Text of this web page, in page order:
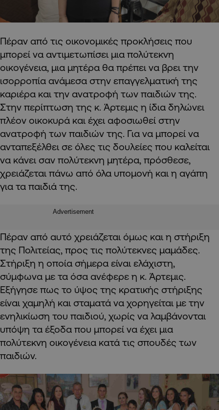
Πέραν από τις οικονομικές προκλήσεις που
μπορεί να αντιμετωπίσει μια πολύτεκνη
οικογένεια, μια μητέρα θα πρέπει να βρει την
ισορροπία ανάμεσα στην επαγγελματική της
καριέρα και την ανατροφή των παιδιών της.
Στην περίπτωση της κ. Άρτεμις η ίδια δηλώνει
πλέον οικοκυρά και έχει αφοσιωθεί στην
ανατροφή των παιδιών της. Για να μπορεί να
ανταπεξέλθει σε όλες τις δουλείες που καλείται
να κάνει σαν πολύτεκνη μητέρα, πρόσθεσε,
χρειάζεται πάνω από όλα υπομονή και η αγάπη
για τα παιδιά της.
Advertisement
Πέραν από αυτό χρειάζεται όμως και η στήριξη
της Πολιτείας, προς τις πολύτεκνες μαμάδες.
Στήριξη η οποία σήμερα είναι ελάχιστη,
σύμφωνα με τα όσα ανέφερε η κ. Άρτεμις.
Εξήγησε πως το ύψος της κρατικής στήριξης
είναι χαμηλή και σταματά να χορηγείται με την
ενηλικίωση του παιδιού, χωρίς να λαμβάνονται
υπόψη τα έξοδα που μπορεί να έχει μια
πολύτεκνη οικογένεια κατά τις σπουδές των
παιδιών.